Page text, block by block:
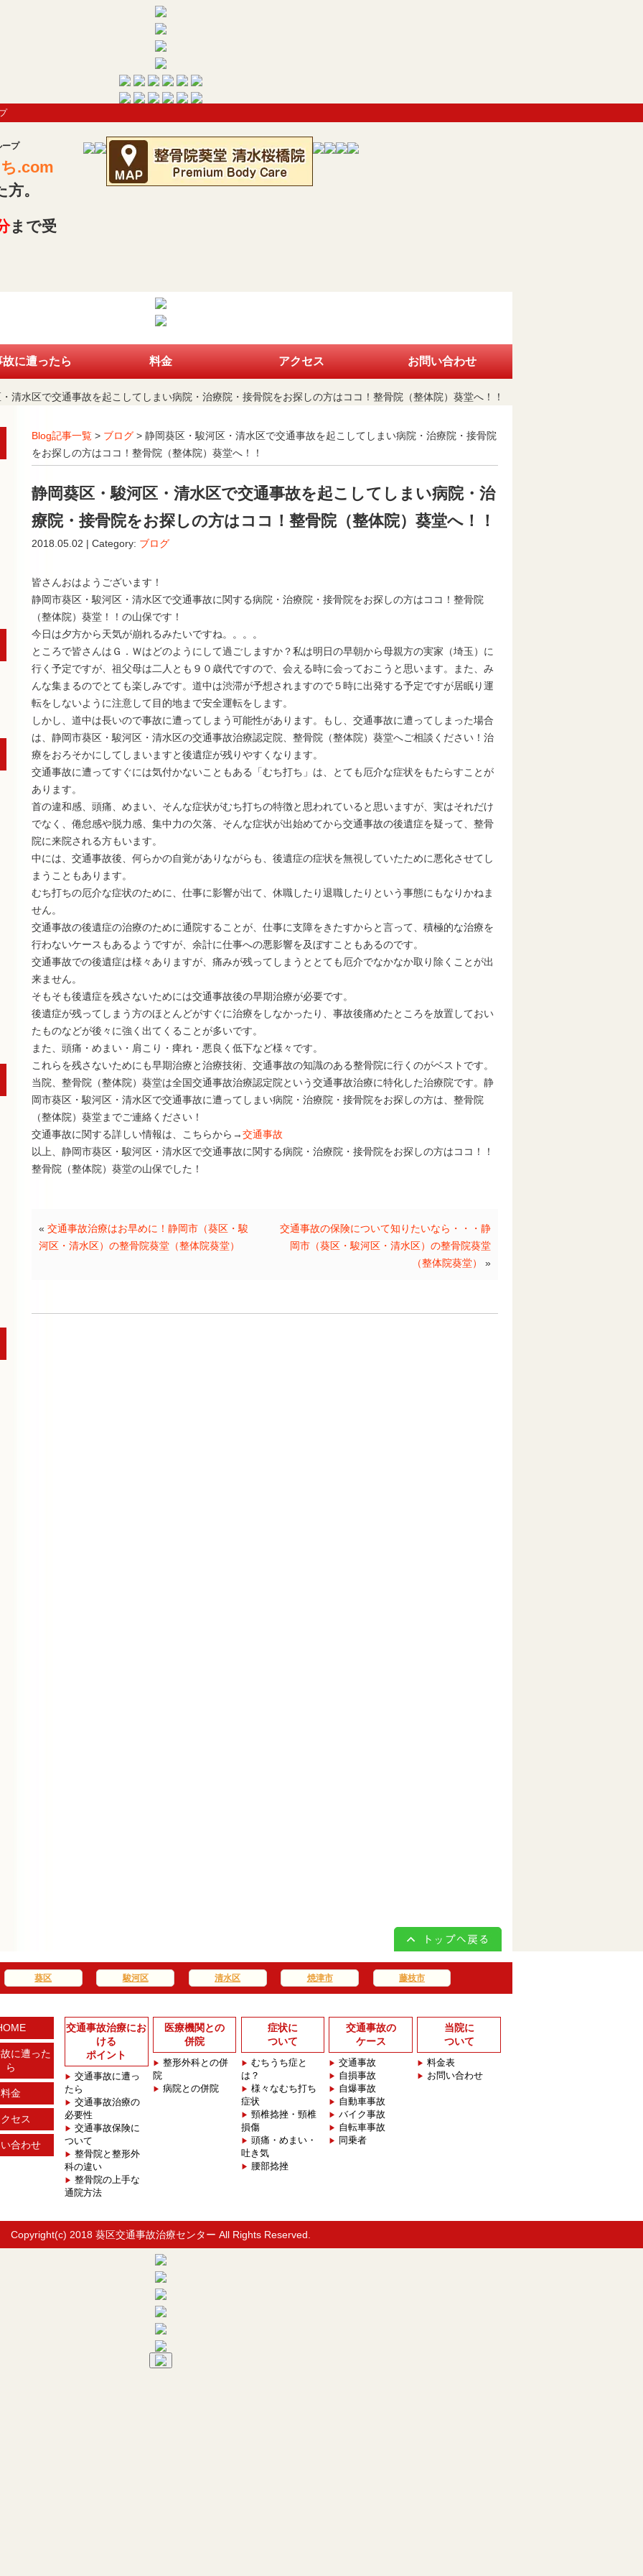
ープ
.com
。
まで受
に遭ったら 料金 アクセス お問い合わせ
清水区で交通事故を起こしてしまい病院・治療院・接骨院をお探しの方はココ！整骨院（整体院）葵堂へ！！
Blog記事一覧 > ブログ > 静岡葵区・駿河区・清水区で交通事故を起こしてしまい病院・治療院・接骨院
をお探しの方はココ！整骨院（整体院）葵堂へ！！
静岡葵区・駿河区・清水区で交通事故を起こしてしまい病院・治
療院・接骨院をお探しの方はココ！整骨院（整体院）葵堂へ！！
2018.05.02 | Category: ブログ
皆さんおはようございます！
静岡市葵区・駿河区・清水区で交通事故に関する病院・治療院・接骨院をお探しの方はココ！整骨院
（整体院）葵堂！！の山保です！
今日は夕方から天気が崩れるみたいですね。。。。
ところで皆さんはＧ．Ｗはどのようにして過ごしますか？私は明日の早朝から母親方の実家（埼玉）に
行く予定ですが、祖父母は二人とも９０歳代ですので、会える時に会っておこうと思います。また、み
んな集まるのでとても楽しみです。道中は渋滞が予想されますので５時に出発する予定ですが居眠り運
転をしないように注意して目的地まで安全運転をします。
しかし、道中は長いので事故に遭ってしまう可能性があります。もし、交通事故に遭ってしまった場合
は、静岡市葵区・駿河区・清水区の交通事故治療認定院、整骨院（整体院）葵堂へご相談ください！治
療をおろそかにしてしまいますと後遺症が残りやすくなります。
交通事故に遭ってすぐには気付かないこともある「むち打ち」は、とても厄介な症状をもたらすことが
あります。
首の違和感、頭痛、めまい、そんな症状がむち打ちの特徴と思われていると思いますが、実はそれだけ
でなく、倦怠感や脱力感、集中力の欠落、そんな症状が出始めてから交通事故の後遺症を疑って、整骨
院に来院される方もいます。
中には、交通事故後、何らかの自覚がありながらも、後遺症の症状を無視していたために悪化させてし
まうこともあります。
むち打ちの厄介な症状のために、仕事に影響が出て、休職したり退職したりという事態にもなりかねま
せん。
交通事故の後遺症の治療のために通院することが、仕事に支障をきたすからと言って、積極的な治療を
行わないケースもあるようですが、余計に仕事への悪影響を及ぼすこともあるのです。
交通事故での後遺症は様々ありますが、痛みが残ってしまうととても厄介でなかなか取り除くことが出
来ません。
そもそも後遺症を残さないためには交通事故後の早期治療が必要です。
後遺症が残ってしまう方のほとんどがすぐに治療をしなかったり、事故後痛めたところを放置しておい
たものなどが後々に強く出てくることが多いです。
また、頭痛・めまい・肩こり・痺れ・悪良く低下など様々です。
これらを残さないためにも早期治療と治療技術、交通事故の知識のある整骨院に行くのがベストです。
当院、整骨院（整体院）葵堂は全国交通事故治療認定院という交通事故治療に特化した治療院です。静
岡市葵区・駿河区・清水区で交通事故に遭ってしまい病院・治療院・接骨院をお探しの方は、整骨院
（整体院）葵堂までご連絡ください！
交通事故に関する詳しい情報は、こちらから→交通事故
以上、静岡市葵区・駿河区・清水区で交通事故に関する病院・治療院・接骨院をお探しの方はココ！！
整骨院（整体院）葵堂の山保でした！
交通事故の保険について知りたいなら・・・静
岡市（葵区・駿河区・清水区）の整骨院葵堂
（整体院葵堂）
»
« 交通事故治療はお早めに！静岡市（葵区・駿
河区・清水区）の整骨院葵堂（整体院葵堂）
葵区 駿河区 清水区 焼津市 藤枝市
に遭った
ら
料金
セス
合わせ
交通事故治療にお
ける
ポイント
交通事故に遭っ
たら
交通事故治療の
必要性
交通事故保険に
ついて
整骨院と整形外
科の違い
整骨院の上手な
通院方法
医療機関との
併院
整形外科との併
院
病院との併院
症状に
ついて
むちうち症と
は？
様々なむち打ち
症状
頸椎捻挫・頸椎
損傷
頭痛・めまい・
吐き気
腰部捻挫
交通事故の
ケース
交通事故
自損事故
自爆事故
自動車事故
バイク事故
自転車事故
同乗者
当院に
ついて
料金表
お問い合わせ
Copyright(c) 2018 葵区交通事故治療センター All Rights Reserved.